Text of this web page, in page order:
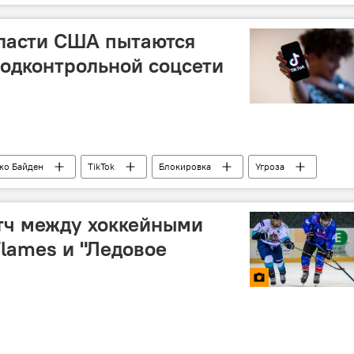
интеграция СНГ
Товарооборот
США пытаются
соцсети
Байден TikTok Блокировка
Угроза
Соцсети
Демократия
между хоккейными
и "Ледовое